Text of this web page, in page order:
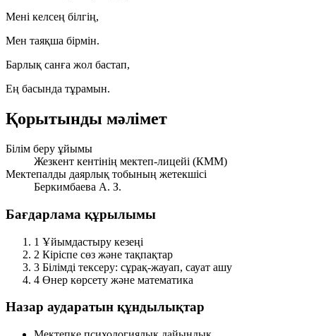
Мені келсең білгің,
Мен таяқша бірмін.
Барлық санға жол бастап,
Ең басында тұрамын.
Қорытынды мәлімет
Білім беру ұйымы
Жезкент кентінің мектеп-лицейі (КММ)
Мектепалды даярлық тобының жетекшісі
Беркимбаева А. З.
Бағдарлама құрылымы
1 Ұйымдастыру кезеңі
2 Кіріспе сөз және тақпақтар
3 Білімді тексеру: сұрақ-жауап, сауат ашу
4 Өнер көрсету және математика
Назар аударатын құндылықтар